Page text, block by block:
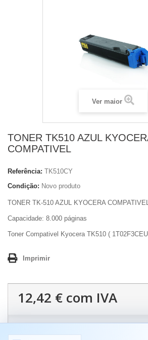
Ver maior
TONER TK510 AZUL
COMPATIVEL
Referência: TK510CY
Condição: Novo produto
TONER TK-510 AZUL KYOCERA
Capacidade: 8.000 páginas
Toner Compativel Kyocera TK510 (
Imprimir
12,42 € com IVA